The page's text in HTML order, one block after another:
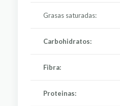
Grasas saturadas:
Carbohidratos:
Fibra:
Proteinas: